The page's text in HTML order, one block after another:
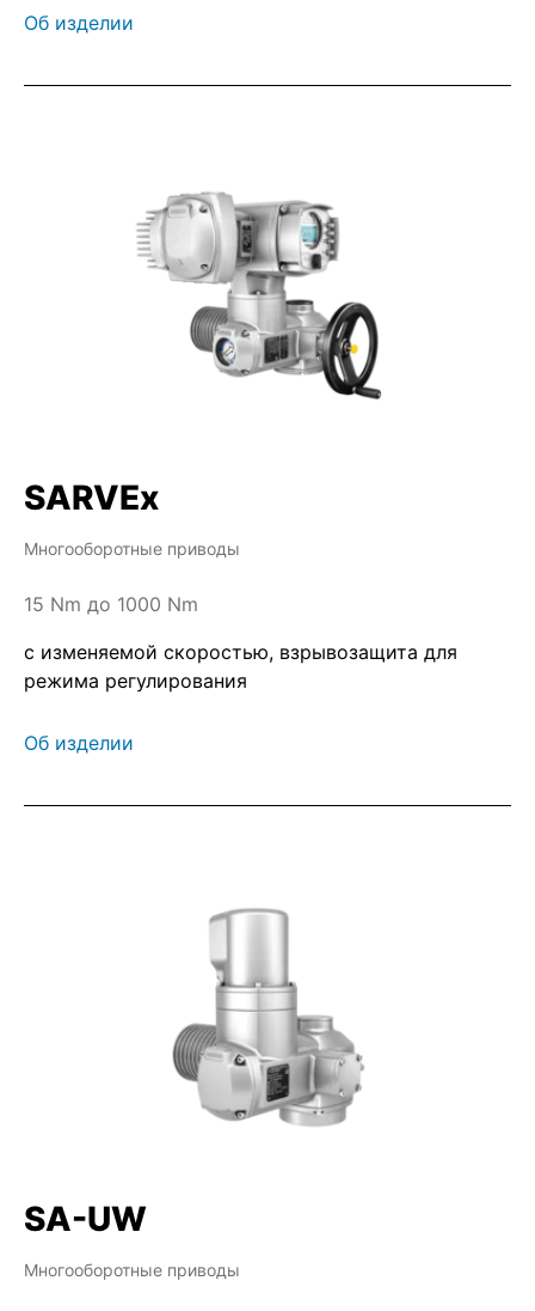
Об изделии
SARVEx
Многооборотные приводы
15 Nm до 1000 Nm
с изменяемой скоростью, взрывозащита для
режима регулирования
Об изделии
SA-UW
Многооборотные приводы